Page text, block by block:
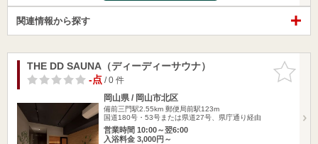
関連情報から探す
お気に入
りに追加
THE DD SAUNA（ディーディーサウナ）
-点/ 0 件
岡山県 / 岡山市北区
備前三門駅2.55km 郵便局前駅123m
国道180号・53号または県道27号、県庁通り経由
営業時間 10:00～翌6:00
入浴料金 3,000円～